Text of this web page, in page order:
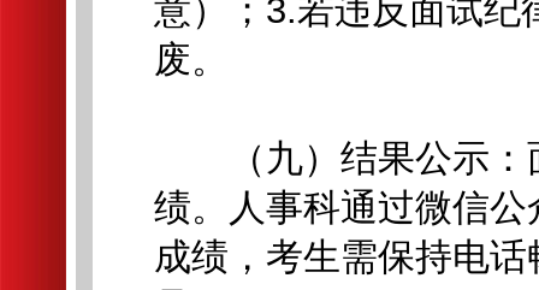
意）；3.若违反面试纪
废。
（九）结果公示：
绩。人事科通过微信
成绩，考生需保持电